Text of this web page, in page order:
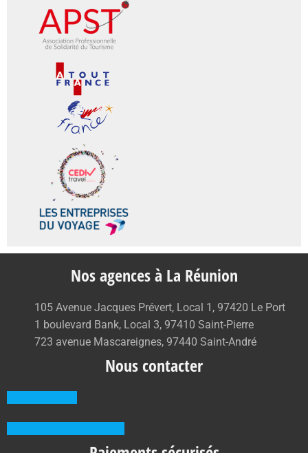
Nos agences à La Réunion
105 Avenue Jacques Prévert, Local 1, 97420 Le Port
1 boulevard Bank, Local 3, 97410 Saint-Pierre
723 avenue Mascareignes, 97440 Saint-André
Nous contacter